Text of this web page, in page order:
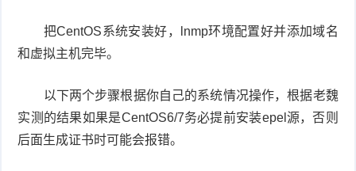
把CentOS系统安装好，lnmp环境配置好并添加域名
和虚拟主机完毕。
以下两个步骤根据你自己的系统情况操作，根据老魏
实测的结果如果是CentOS6/7务必提前安装epel源，否则
后面生成证书时可能会报错。